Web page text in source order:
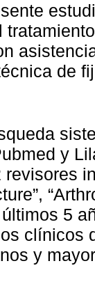
de
y
revisores
5
clínicos
y